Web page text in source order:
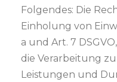
Folgendes: Die
Einholung von
a und Art. 7
die Verarbeitung
Leistungen und